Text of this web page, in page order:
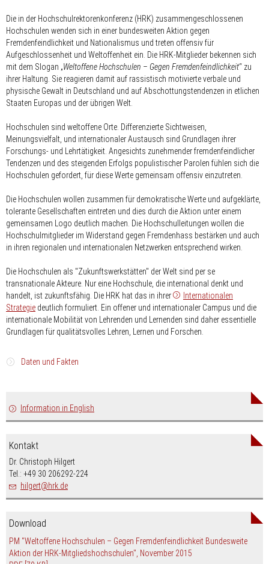
Die in der Hochschulrektorenkonferenz (HRK) zusammengeschlossenen
Hochschulen wenden sich in einer bundesweiten Aktion gegen
Fremdenfeindlichkeit und Nationalismus und treten offensiv für
Aufgeschlossenheit und Weltoffenheit ein. Die HRK-Mitglieder bekennen sich
mit dem Slogan „Weltoffene Hochschulen – Gegen Fremdenfeindlichkeit“ zu
ihrer Haltung. Sie reagieren damit auf rassistisch motivierte verbale und
physische Gewalt in Deutschland und auf Abschottungstendenzen in etlichen
Staaten Europas und der übrigen Welt.
Hochschulen sind weltoffene Orte. Differenzierte Sichtweisen,
Meinungsvielfalt, und internationaler Austausch sind Grundlagen ihrer
Forschungs- und Lehrtätigkeit. Angesichts zunehmender fremdenfeindlicher
Tendenzen und des steigenden Erfolgs populistischer Parolen fühlen sich die
Hochschulen gefordert, für diese Werte gemeinsam offensiv einzutreten.
Die Hochschulen wollen zusammen für demokratische Werte und aufgeklärte,
tolerante Gesellschaften eintreten und dies durch die Aktion unter einem
gemeinsamen Logo deutlich machen. Die Hochschulleitungen wollen die
Hochschulmitglieder im Widerstand gegen Fremdenhass bestärken und auch
in ihren regionalen und internationalen Netzwerken entsprechend wirken.
Die Hochschulen als "Zukunftswerkstätten" der Welt sind per se
transnationale Akteure. Nur eine Hochschule, die international denkt und
handelt, ist zukunftsfähig. Die HRK hat das in ihrer
Internationalen
Strategie deutlich formuliert. Ein offener und internationaler Campus und die
internationale Mobilität von Lehrenden und Lernenden sind daher essentielle
Grundlagen für qualitätsvolles Lehren, Lernen und Forschen.
Daten und Fakten
ausländische Studierende (Studierende mit einer anderen als der
deutschen Staatsangehörigkeit) eingeschrieben. Das sind rund 15,7
sind 367.000 internationale Studierende (Bildungsausländer)[1].
Deutschland ist somit eines der beliebtesten Gastländer für
international mobile Studierende. Gleichermaßen sind auch heimische
Studierende mobil: Rund 119.000 deutsche Studierende verbringen
einen Teil ihres Studiums an einer Hochschule im Ausland[2].
deutschen Hochschulen und außeruniversitären
Forschungseinrichtungen beschäftigten internationalen
Wissenschaftlerinnen und Wissenschaftler bei 70.000 Personen.
Dabei sind 7.600 Wissenschaftlerinnen und Wissenschaftler im
Information in English
Kontakt
Dr. Christoph Hilgert
Tel.: +49 30 206292-224
hilgert
nospam-
hrk.de
Download
PM "Weltoffene Hochschulen – Gegen Fremdenfeindlichkeit Bundesweite
Aktion der HRK-Mitgliedshochschulen", November 2015